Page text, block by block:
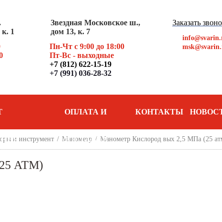
1
Звездная Московское ш.,
дом 13, к. 7
Пн-Чт с 9:00 до 18:00
Пт-Вс - выходные
+7 (812) 622-15-19
+7 (991) 036-28-32
Заказать
ОПЛАТА И
ДОСТАВКА
КОНТАКТЫ
и инструмент / Манометр / Манометр Кислород вых 2,5 MПа (25
АТМ)